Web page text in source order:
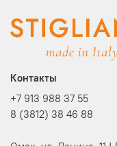
Контакты
+7 913 988 37 55
8 (3812) 38 46 88